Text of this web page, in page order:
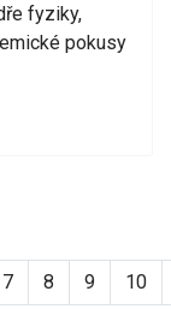
fyziky,
pokusy
7 8 9 10